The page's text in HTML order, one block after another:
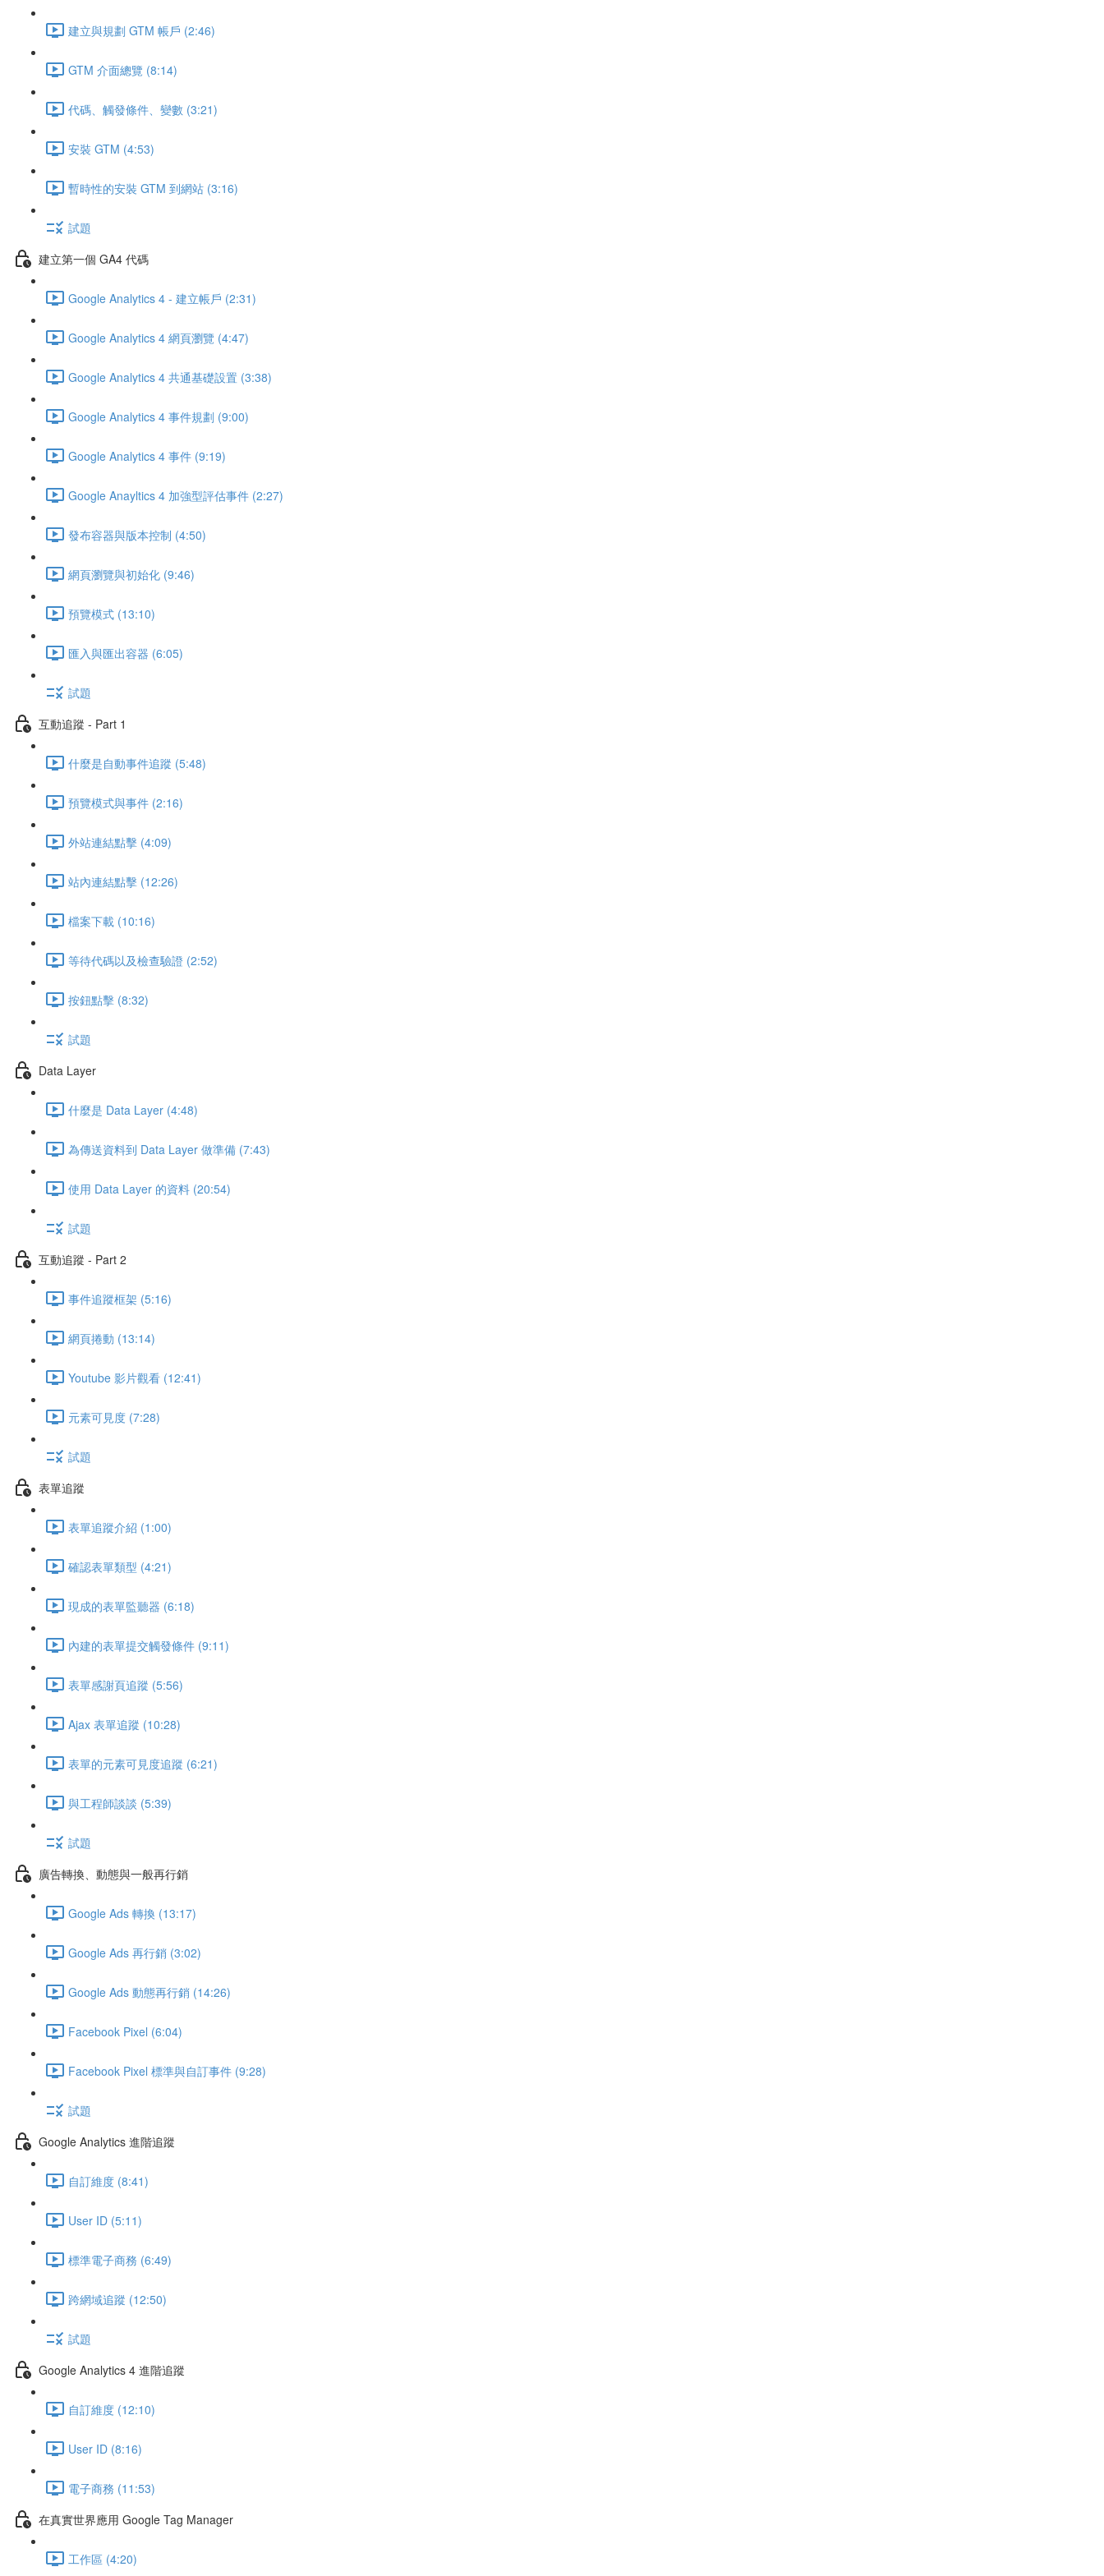
建立與規劃 GTM 帳戶 (2:46)
GTM 介面總覽 (8:14)
代碼、觸發條件、變數 (3:21)
安裝 GTM (4:53)
暫時性的安裝 GTM 到網站 (3:16)
試題
建立第一個 GA4 代碼
Google Analytics 4 - 建立帳戶 (2:31)
Google Analytics 4 網頁瀏覽 (4:47)
Google Analytics 4 共通基礎設置 (3:38)
Google Analytics 4 事件規劃 (9:00)
Google Analytics 4 事件 (9:19)
Google Anayltics 4 加強型評估事件 (2:27)
發布容器與版本控制 (4:50)
網頁瀏覽與初始化 (9:46)
預覽模式 (13:10)
匯入與匯出容器 (6:05)
試題
互動追蹤 - Part 1
什麼是自動事件追蹤 (5:48)
預覽模式與事件 (2:16)
外站連結點擊 (4:09)
站內連結點擊 (12:26)
檔案下載 (10:16)
等待代碼以及檢查驗證 (2:52)
按鈕點擊 (8:32)
試題
Data Layer
什麼是 Data Layer (4:48)
為傳送資料到 Data Layer 做準備 (7:43)
使用 Data Layer 的資料 (20:54)
試題
互動追蹤 - Part 2
事件追蹤框架 (5:16)
網頁捲動 (13:14)
Youtube 影片觀看 (12:41)
元素可見度 (7:28)
試題
表單追蹤
表單追蹤介紹 (1:00)
確認表單類型 (4:21)
現成的表單監聽器 (6:18)
內建的表單提交觸發條件 (9:11)
表單感謝頁追蹤 (5:56)
Ajax 表單追蹤 (10:28)
表單的元素可見度追蹤 (6:21)
與工程師談談 (5:39)
試題
廣告轉換、動態與一般再行銷
Google Ads 轉換 (13:17)
Google Ads 再行銷 (3:02)
Google Ads 動態再行銷 (14:26)
Facebook Pixel (6:04)
Facebook Pixel 標準與自訂事件 (9:28)
試題
Google Analytics 進階追蹤
自訂維度 (8:41)
User ID (5:11)
標準電子商務 (6:49)
跨網域追蹤 (12:50)
試題
Google Analytics 4 進階追蹤
自訂維度 (12:10)
User ID (8:16)
電子商務 (11:53)
在真實世界應用 Google Tag Manager
工作區 (4:20)